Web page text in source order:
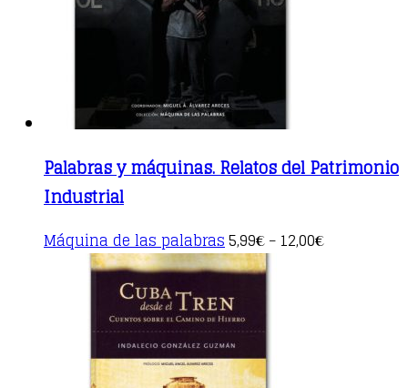
product
Palabras y máquinas. Relatos del Patrimonio
Industrial
Máquina de las palabras This
product
has
variants.
The
options
may
be
5,99€ – 12,00€